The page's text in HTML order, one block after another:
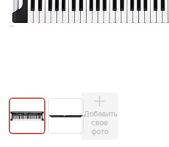
Добавить
свое
фото